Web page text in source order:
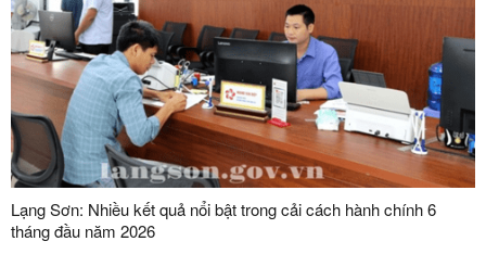
Lạng Sơn: Nhiều kết quả nổi bật trong cải cách hành chính 6
tháng đầu năm 2026